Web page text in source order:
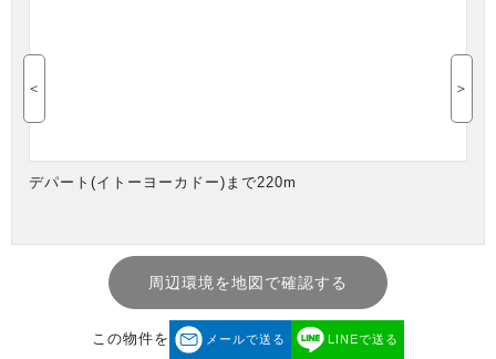
デパート(イトーヨーカドー)まで220m
＜ ＞
周辺環境を地図で確認する
この物件を メールで送る LINEで送る